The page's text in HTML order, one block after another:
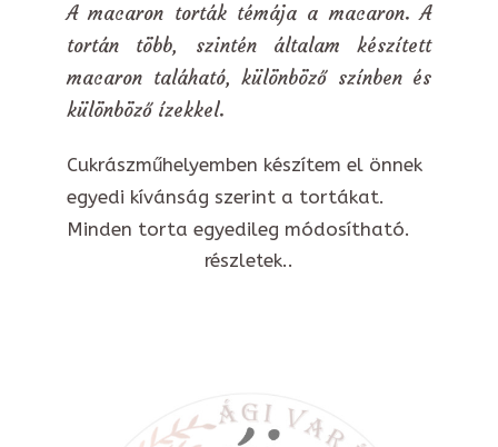
A macaron torták témája a macaron. A
tortán több, szintén általam készített
macaron taláható, különböző színben és
különböző ízekkel.
Cukrászműhelyemben készítem el önnek
egyedi kívánság szerint a tortákat.
Minden torta egyedileg módosítható.
részletek..